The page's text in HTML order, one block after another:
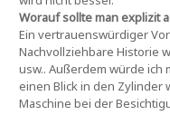
Worauf sollte man explizit
Ein vertrauenswürdiger
Nachvollziehbare Historie
usw.. Außerdem würde ich
einen Blick in den Zylinder
Maschine bei der